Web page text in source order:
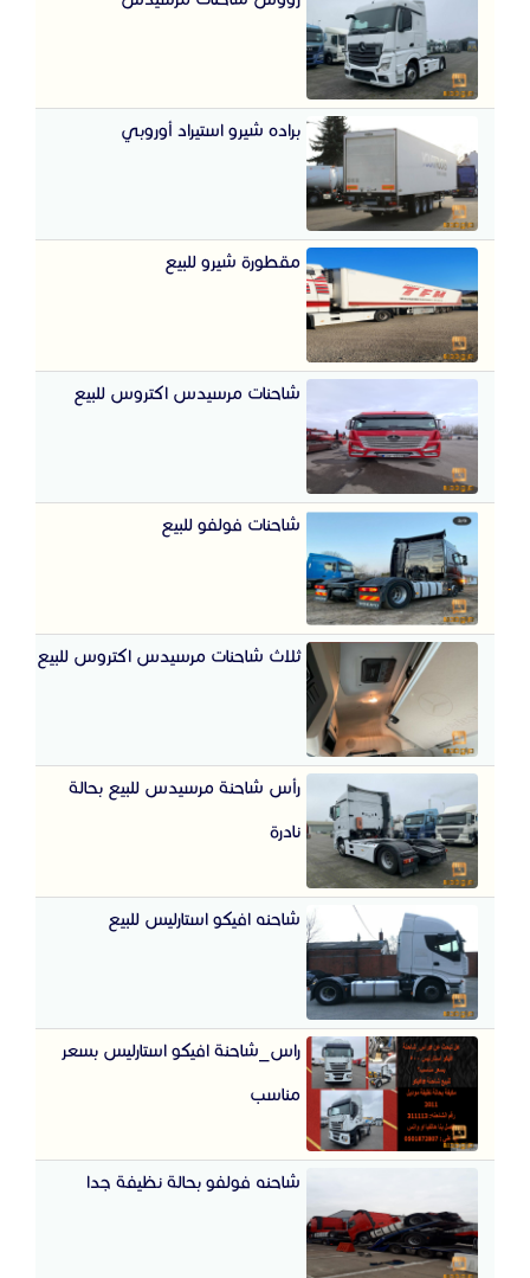
براده شيرو استيراد أوروبي
مقطورة شيرو للبيع
شاحنات مرسيدس اكتروس للبيع
شاحنات فولفو للبيع
ثلاث شاحنات مرسيدس اكتروس للبيع
رأس شاحنة مرسيدس للبيع بحالة
نادرة
شاحنه افيكو استارليس للبيع
راس_شاحنة افيكو استارليس بسعر
مناسب
شاحنه فولفو بحالة نظيفة جدا